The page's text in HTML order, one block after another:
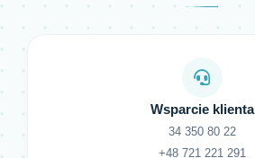
Wsparcie klienta
34 350 80 22
+48 721 221 291